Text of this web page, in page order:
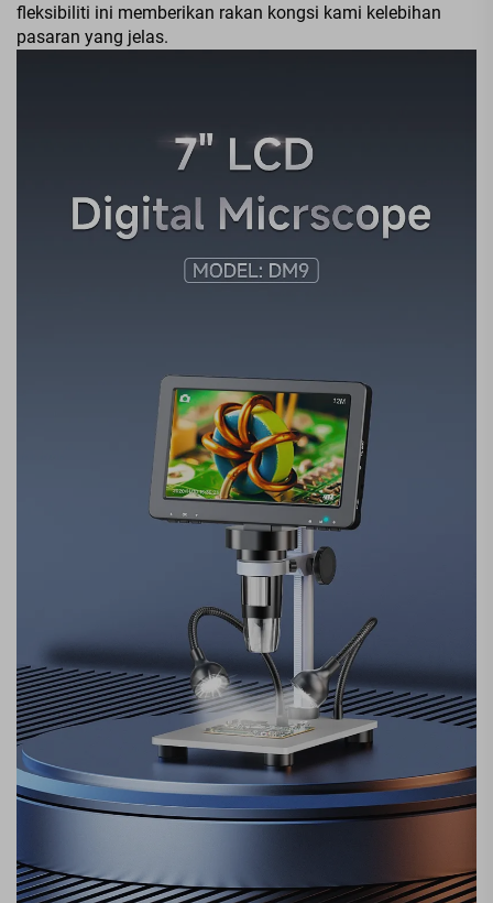
fleksibiliti ini memberikan rakan kongsi kami kelebihan
pasaran yang jelas.